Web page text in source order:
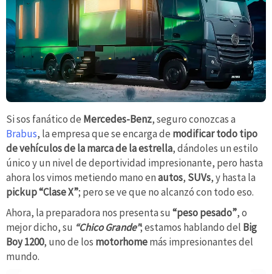
Si sos fanático de Mercedes-Benz, seguro conozcas a
Brabus, la empresa que se encarga de modificar todo tipo
de vehículos de la marca de la estrella, dándoles un estilo
único y un nivel de deportividad impresionante, pero hasta
ahora los vimos metiendo mano enautos, SUVs, y hasta la
pickup “Clase X”; pero se ve que no alcanzó con todo eso.
Ahora, la preparadora nos presenta su “peso pesado”, o
mejor dicho, su “Chico Grande”; estamos hablando del Big
Boy 1200, uno de los motorhomemás impresionantes del
mundo.